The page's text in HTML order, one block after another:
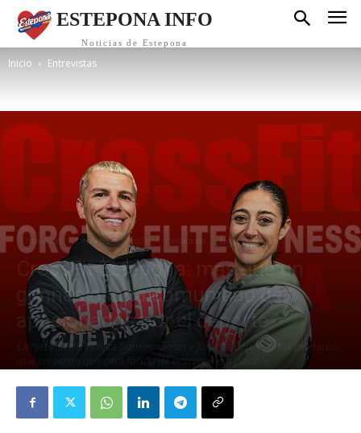
ESTEPONA INFO
Noticias de Estepona
Inicio Entrevistas
Entrevistas Deportes CrossFit Negocios Locales
CrossFit Estepona: más que un
gimnasio, una comunidad de
apasionados por el deporte
La historia de Violeta Bonnemaison y Josema López, unos pioneros
que creyeron que otra forma de entrenar era posible.